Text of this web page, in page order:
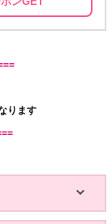
ります